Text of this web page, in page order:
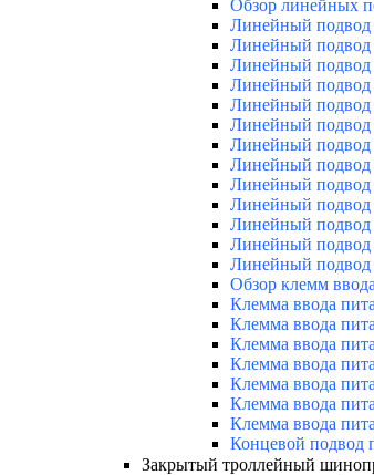
Обзор линейных
Линейный подвод
Линейный подвод
Линейный подвод
Линейный подвод
Линейный подвод
Линейный подвод
Линейный подвод
Линейный подвод
Линейный подвод
Линейный подвод
Линейный подвод
Линейный подвод
Линейный подвод
Обзор клемм
Клемма ввода
Клемма ввода
Клемма ввода
Клемма ввода
Клемма ввода
Клемма ввода
Клемма ввода
Концевой подвод
Закрытый троллейный